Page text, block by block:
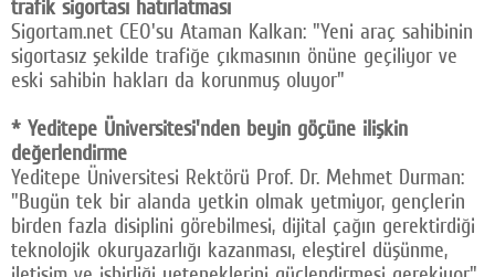
trafik sigortası hatırlatması
Sigortam.net CEO'su Ataman Kalkan: "Yeni araç sahibinin
sigortasız şekilde trafiğe çıkmasının önüne geçiliyor ve
eski sahibin hakları da korunmuş oluyor"
* Yeditepe Üniversitesi'nden beyin göçüne ilişkin
değerlendirme
Yeditepe Üniversitesi Rektörü Prof. Dr. Mehmet Durman:
"Bugün tek bir alanda yetkin olmak yetmiyor, gençlerin
birden fazla disiplini görebilmesi, dijital çağın gerektirdiği
teknolojik okuryazarlığı kazanması, eleştirel düşünme,